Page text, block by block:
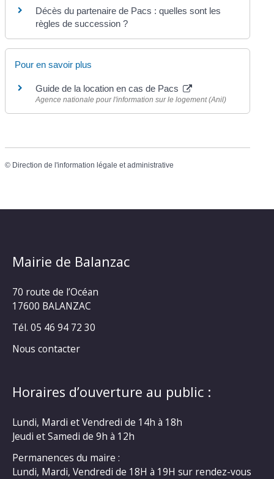
Décès du partenaire de Pacs : quelles sont les
règles de succession ?
Pour en savoir plus
Guide de la location en cas de Pacs
Agence nationale pour l'information sur le logement (Anil)
© Direction de l'information légale et administrative
Mairie de Balanzac
70 route de l’Océan
17600 BALANZAC
Tél. 05 46 94 72 30
Nous contacter
Horaires d’ouverture au public :
Lundi, Mardi et Vendredi de 14h à 18h
Jeudi et Samedi de 9h à 12h
Permanences du maire :
Lundi, Mardi, Vendredi de 18H à 19H sur rendez-vous